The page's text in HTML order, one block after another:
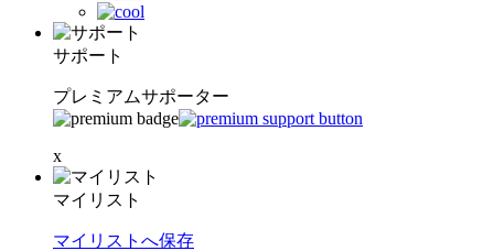
サポート
プレミアムサポーター
x
マイリスト
マイリストへ保存